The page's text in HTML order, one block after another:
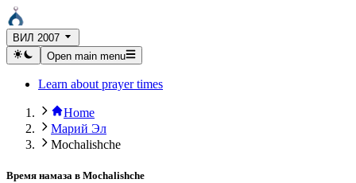
ВИЛ 2007
Open main menu
Learn about prayer times
Home
Марий Эл
Mochalishche
Время намаза в Mochalishche